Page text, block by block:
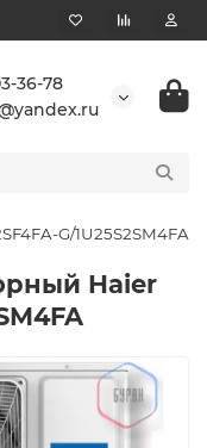
36-78
G/1U25S2SM4FA
Haier